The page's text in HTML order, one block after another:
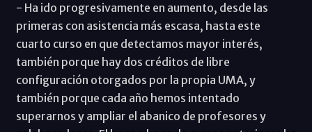
- Ha ido progresivamente en aumento, desde las
primeras con asistencia más escasa, hasta este
cuarto curso en que detectamos mayor interés,
también porque hay dos créditos de libre
configuración otorgados por la propia UMA, y
también porque cada año hemos intentado
superarnos y ampliar el abanico de profesores y